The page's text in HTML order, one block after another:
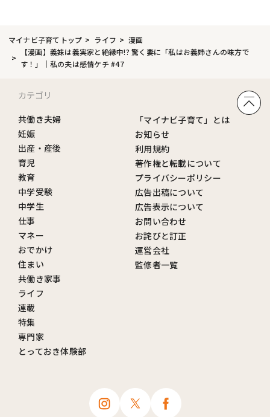
マイナビ子育てトップ ライフ
漫画
【漫画】義妹は義実家と絶縁中!? 驚く妻に「私はお義姉さんの味方で
す！」｜私の夫は感情ケチ #47
カテゴリ
共働き夫婦
妊娠
出産・産後
育児
教育
中学受験
中学生
仕事
マネー
おでかけ
住まい
共働き家事
ライフ
連載
特集
専門家
とっておき体験部
「マイナビ子育て」とは
お知らせ
利用規約
著作権と転載について
プライバシーポリシー
広告出稿について
広告表示について
お問い合わせ
お詫びと訂正
運営会社
監修者一覧